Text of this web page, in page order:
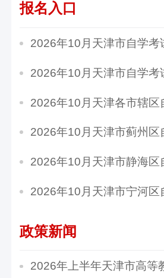
报名入口
2026年10月天津市自学考
政策新闻